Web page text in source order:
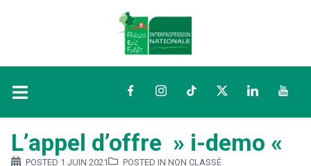
FacebookInstagramTikTokTwitterLinkedIn
L’appel d’offre » i-demo «
POSTED 1 JUIN 2021 POSTED IN NON CLASSÉ